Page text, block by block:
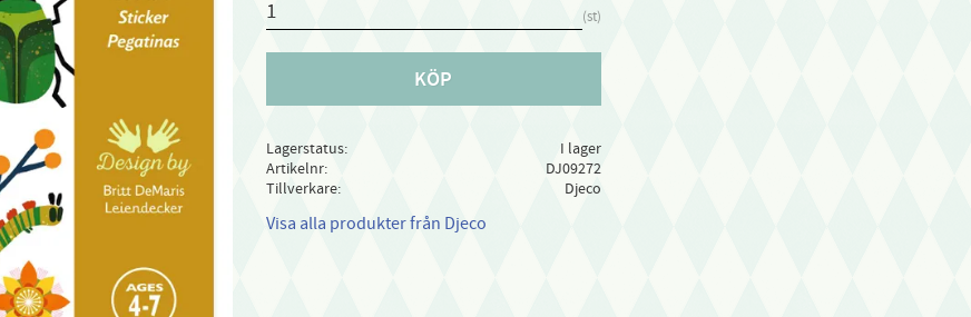
st
KÖP
Lagerstatus
I lager
Artikelnr
DJ09272
Tillverkare
Djeco
Visa alla produkter från Djeco